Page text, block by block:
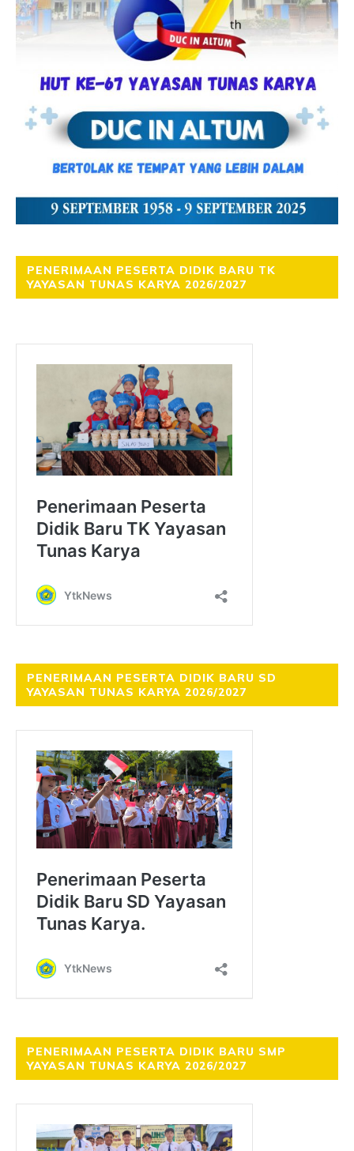
PENERIMAAN PESERTA DIDIK BARU TK
YAYASAN TUNAS KARYA 2026/2027
PENERIMAAN PESERTA DIDIK BARU SD
YAYASAN TUNAS KARYA 2026/2027
PENERIMAAN PESERTA DIDIK BARU SMP
YAYASAN TUNAS KARYA 2026/2027